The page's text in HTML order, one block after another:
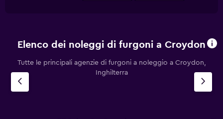
Elenco dei noleggi di furgoni a Croydon
Tutte le principali agenzie di furgoni a noleggio a Croydon,
Inghilterra